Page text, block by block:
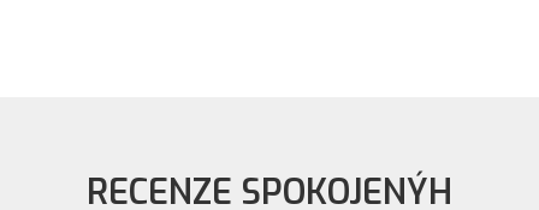
RECENZE SPOKOJENÝH